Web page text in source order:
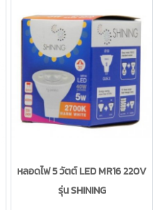
หลอดไฟ 5 วัตต์ LED MR16 220V
รุ่น SHINING